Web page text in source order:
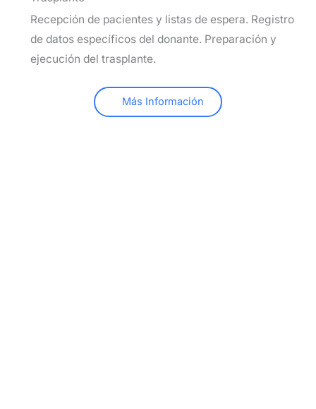
Recepción de pacientes y listas de espera. Registro
de datos específicos del donante. Preparación y
ejecución del trasplante.
Más Información